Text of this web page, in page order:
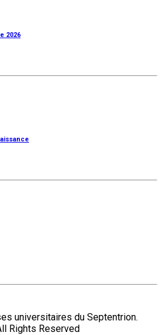
2026
universitaires du Septentrion.
Rights Reserved